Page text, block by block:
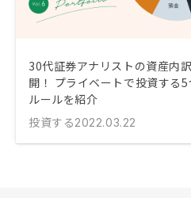
30代証券アナリストの資産内
開！ プライベートで投資する5
ルールを紹介
投資する2022.03.22